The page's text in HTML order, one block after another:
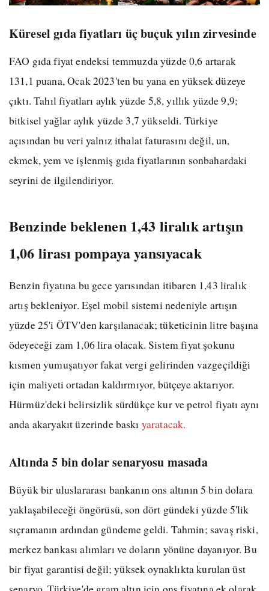
Küresel gıda fiyatları üç buçuk yılın zirvesinde
FAO gıda fiyat endeksi temmuzda yüzde 0,6 artarak
131,1 puana, Ocak 2023'ten bu yana en yüksek düzeye
çıktı. Tahıl fiyatları aylık yüzde 5,8, yıllık yüzde 9,9;
bitkisel yağlar aylık yüzde 3,7 yükseldi. Türkiye
açısından bu veri yalnız ithalat faturasını değil, un,
ekmek, yem ve işlenmiş gıda fiyatlarının sonbahardaki
seyrini de ilgilendiriyor.
Benzinde beklenen 1,43 liralık artışın
1,06 lirası pompaya yansıyacak
Benzin fiyatına bu gece yarısından itibaren 1,43 liralık
artış bekleniyor. Eşel mobil sistemi nedeniyle artışın
yüzde 25'i ÖTV'den karşılanacak; tüketicinin litre başına
ödeyeceği zam 1,06 lira olacak. Sistem fiyat şokunu
kısmen yumuşatıyor fakat vergi gelirinden vazgeçildiği
için maliyeti ortadan kaldırmıyor, bütçeye aktarıyor.
Hürmüz'deki belirsizlik sürdükçe kur ve petrol fiyatı aynı
anda akaryakıt üzerinde baskı yaratacak.
Altında 5 bin dolar senaryosu masada
Büyük bir uluslararası bankanın ons altının 5 bin dolara
yaklaşabileceği öngörüsü, son dört gündeki yüzde 5'lik
sıçramanın ardından gündeme geldi. Tahmin; savaş riski,
merkez bankası alımları ve doların yönüne dayanıyor. Bu
bir fiyat garantisi değil; yüksek oynaklıkta kurulan üst